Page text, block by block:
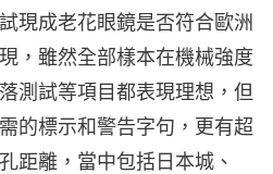
現成老花眼鏡是否符合歐洲
，雖然全部樣本在機械強度
測試等項目都表現理想，但
的標示和警告字句，更有超
距離，當中包括日本城、